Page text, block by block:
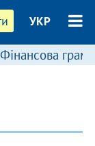
УКР
Фінансова